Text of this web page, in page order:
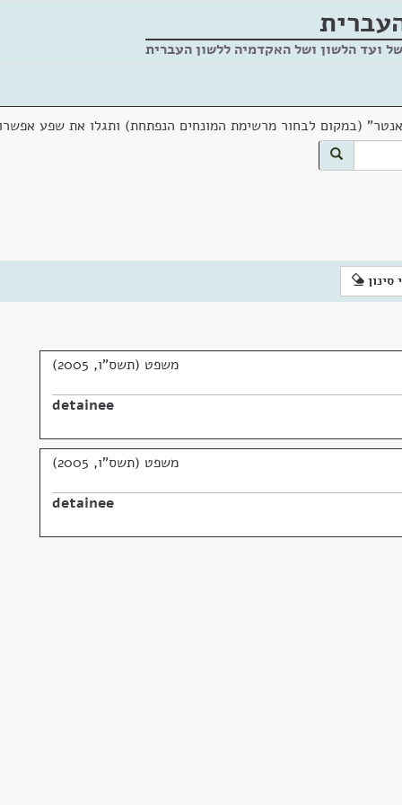
ועד הלשון ושל האקדמיה ללשון העברית
(במקום לבחור מרשימת המונחים הנפתחת) ותגלו את שפע
סינון
משפט (תשס"ו, 2005)
detainee
משפט (תשס"ו, 2005)
detainee